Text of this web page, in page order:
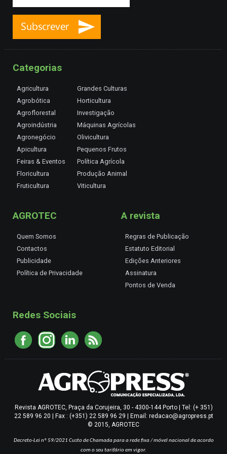
Categorias
Agricultura
Agrobótica
Agroflorestal
Agroindústria
Agronegócio
Apicultura
Feiras & Eventos
Floricultura
Fruticultura
Grandes Culturas
Horticultura
Investigação
Máquinas Agrícolas
Olivicultura
Pequenos Frutos
Política Agrícola
Produção Animal
Viticultura
AGROTEC
Quem Somos
Contactos
Publicidade
Política de Privacidade
A revista
Regras de Publicação
Estatuto Editorial
Edições Anteriores
Assinatura
Pontos de Venda
Redes Sociais
Revista AGROTEC, Praça da Corujeira, 30 - 4300-144 Porto | Tel: (+ 351)
22 589 96 20 | Fax : (+351) 22 589 96 29 | Email: redacao@agropress.pt
© 2015, AGROTEC
Decreto-Lei nº 59/2021 Custo de Chamada para a rede fixa / móvel nacional de acordo
com o seu tarifário em vigor.